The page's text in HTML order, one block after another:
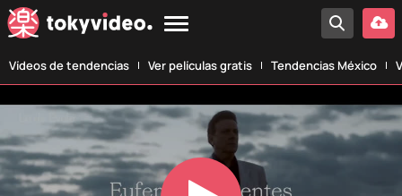
Vídeos de tendencias Ver películas gratis Tendencias México